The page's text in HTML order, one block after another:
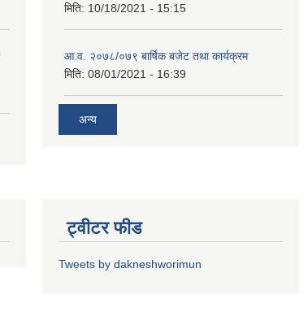
मिति: 10/18/2021 - 15:15
आ.व. २०७८/०७९ बार्षिक बजेट तथा कार्यक्रम
मिति: 08/01/2021 - 16:39
अन्य
ट्वीटर फीड
Tweets by dakneshworimun